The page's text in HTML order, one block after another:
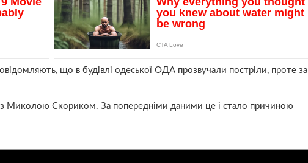
що в будівлі одеської ОДА прозвучали постріли, проте за
Миколою Скориком. За попередніми даними це і стало причиною